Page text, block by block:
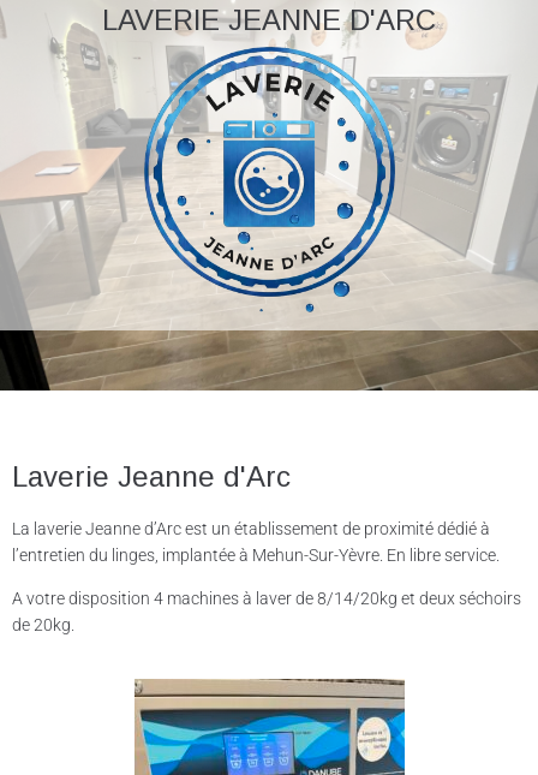
LAVERIE JEANNE D'ARC
Laverie Jeanne d'Arc
La laverie Jeanne d’Arc est un établissement de proximité dédié à
l’entretien du linges, implantée à Mehun-Sur-Yèvre. En libre service.
A votre disposition 4 machines à laver de 8/14/20kg et deux séchoirs
de 20kg.